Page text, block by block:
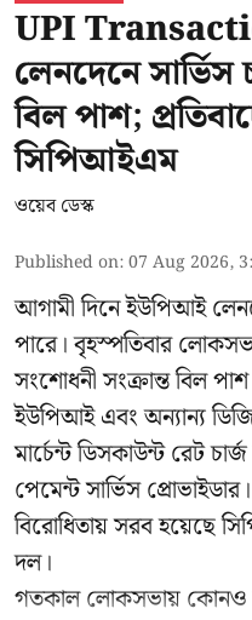
UPI
লেনদেনে সার্ভিস
বিল পাশ;
সিপিআইএম
ওয়েব ডেস্ক
Published on:07 Aug 2026,
আগামী দিনে ইউপিআই
পারে। বৃহস্পতিবার
সংশোধনী সংক্রান্ত বিল
ইউপিআই এবং অন্যান্য
মার্চেন্ট ডিসকাউন্ট রেট
পেমেন্ট সার্ভিস
বিরোধিতায় সরব হয়েছে
দল।
গতকাল লোকসভায় কোনও